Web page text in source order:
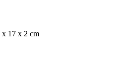
x 17 x 2 cm